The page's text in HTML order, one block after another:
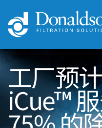
工厂预
iCue™